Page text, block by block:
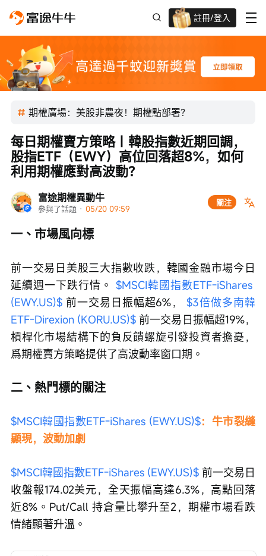
註冊/登入
期權廣場：美股非農夜！期權點部署？
富途期權異動牛
參與了話題 · 05/20 09:59
關注
每日期權賣方策略｜韓股指數近期回調，
股指ETF（EWY）高位回落超8%，如何
利用期權應對高波動？
一、市場風向標
前一交易日美股三大指數收跌，韓國金融市場今日
延續週一下跌行情。 $MSCI韓國指數ETF-iShares
(EWY.US)$ 前一交易日振幅超6%， $3倍做多南韓
ETF-Direxion (KORU.US)$ 前一交易日振幅超19%，
槓桿化市場結構下的負反饋螺旋引發投資者擔憂，
爲期權賣方策略提供了高波動率窗口期。
二、熱門標的關注
$MSCI韓國指數ETF-iShares (EWY.US)$：牛市裂縫
顯現，波動加劇
$MSCI韓國指數ETF-iShares (EWY.US)$ 前一交易日
收盤報174.02美元，全天振幅高達6.3%，高點回落
近8%。Put/Call 持倉量比攀升至2，期權市場看跌
情緒顯著升溫。